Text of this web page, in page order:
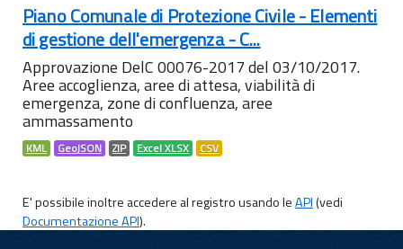
Piano Comunale di Protezione Civile - Elementi
di gestione dell'emergenza - C...
Approvazione DelC 00076-2017 del 03/10/2017.
Aree accoglienza, aree di attesa, viabilità di
emergenza, zone di confluenza, aree
ammassamento
KML GeoJSON ZIP Excel XLSX CSV
E' possibile inoltre accedere al registro usando leAPI(vedi
Documentazione API).